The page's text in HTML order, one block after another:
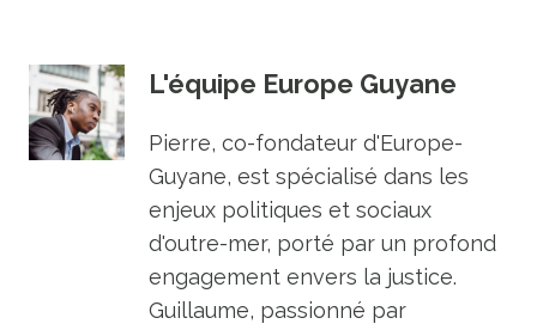
L'équipe Europe Guyane
Pierre, co-fondateur d'Europe-
Guyane, est spécialisé dans les
enjeux politiques et sociaux
d'outre-mer, porté par un profond
engagement envers la justice.
Guillaume, passionné par